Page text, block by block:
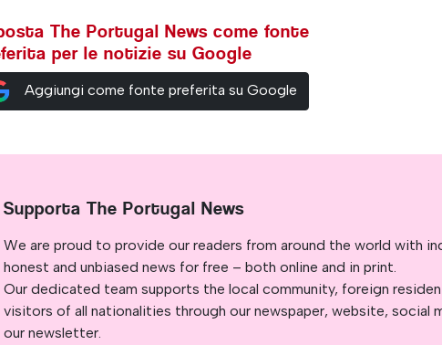
The Portugal News come fonte
per le notizie su Google
Aggiungi come fonte preferita su Google
Supporta The Portugal News
We are proud to provide our readers from around the world with
honest and unbiased news for free – both online and in print.
Our dedicated team supports the local community, foreign
visitors of all nationalities through our newspaper, website, social
our newsletter.